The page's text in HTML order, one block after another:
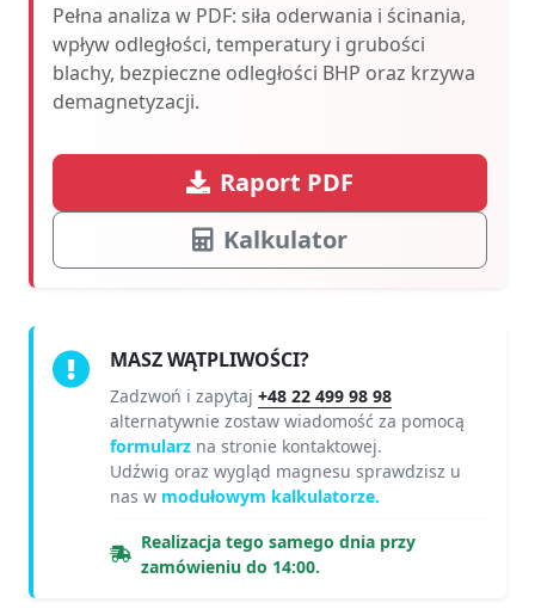
Pełna analiza w PDF: siła oderwania i ścinania,
wpływ odległości, temperatury i grubości
blachy, bezpieczne odległości BHP oraz krzywa
demagnetyzacji.
Raport PDF
Kalkulator
MASZ WĄTPLIWOŚCI?
Zadzwoń i zapytaj +48 22 499 98 98
alternatywnie zostaw wiadomość za pomocą
formularz na stronie kontaktowej.
Udźwig oraz wygląd magnesu sprawdzisz u
nas w modułowym kalkulatorze.
Realizacja tego samego dnia przy
zamówieniu do 14:00.